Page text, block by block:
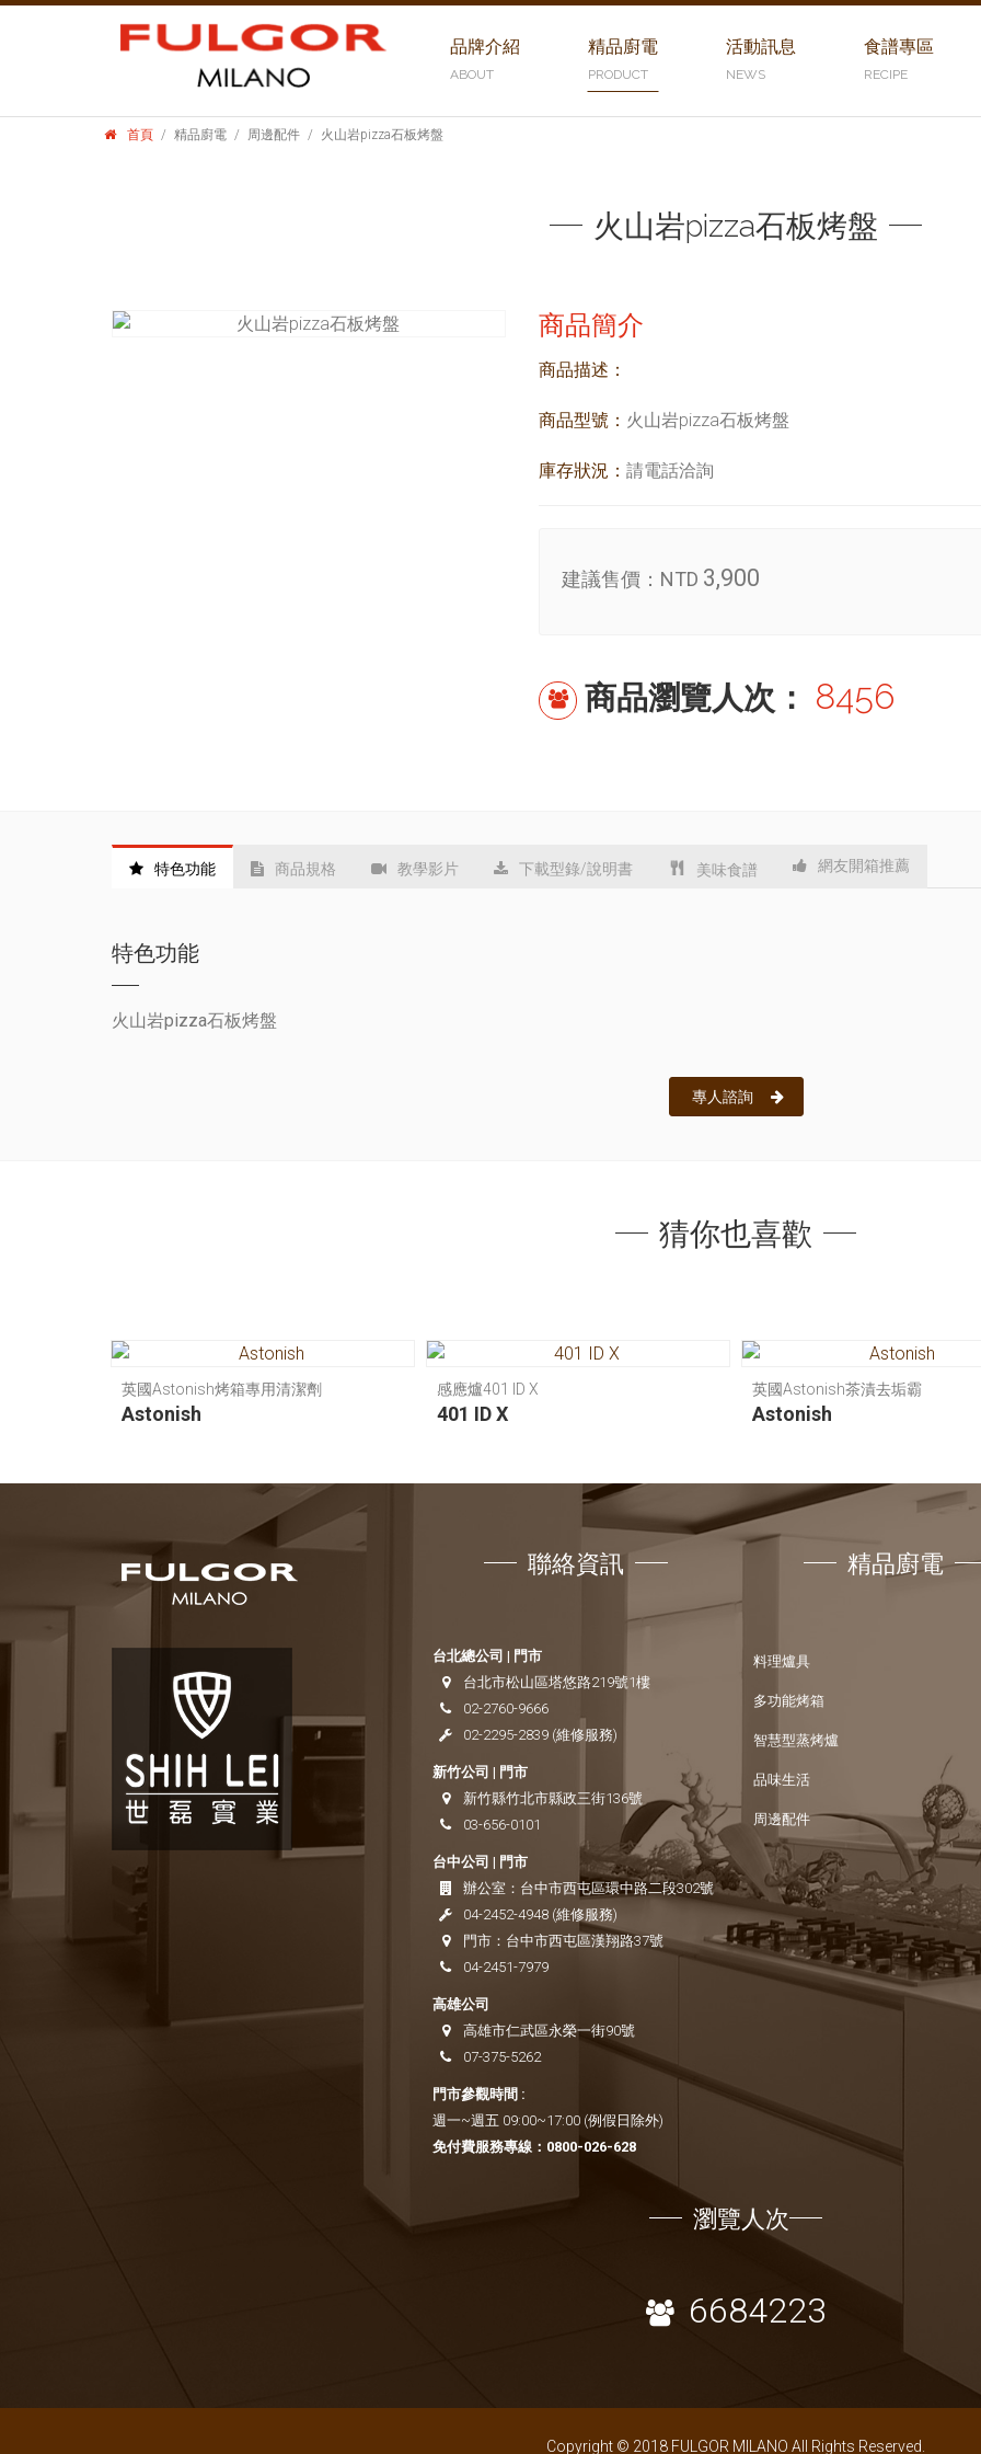
品牌介紹
ABOUT
精品廚電
PRODUCT
活動訊息
NEWS
食譜專區
RECIPE
首頁 精品廚電 周邊配件 火山岩pizza石板烤盤
火山岩pizza石板烤盤
商品簡介
商品描述：
商品型號： 火山岩pizza石板烤盤
庫存狀況： 請電話洽詢
建議售價： NTD 3,900
商品瀏覽人次： 8456
特色功能 商品規格 教學影片 下載型錄/說明書 美味食譜 網友開箱推薦
特色功能
火山岩pizza石板烤盤
專人諮詢
猜你也喜歡
英國Astonish烤箱專用清潔劑
Astonish
感應爐401 ID X
401 ID X
英國Astonish茶漬去垢霸
Astonish
聯絡資訊
台北總公司 | 門市
台北市松山區塔悠路219號1樓
02-2760-9666
02-2295-2839(維修服務)
新竹公司 | 門市
新竹縣竹北市縣政三街136號
03-656-0101
台中公司 | 門市
辦公室： 台中市西屯區環中路二段302號
04-2452-4948(維修服務)
門市： 台中市西屯區漢翔路37號
04-2451-7979
高雄公司
高雄市仁武區永榮一街90號
07-375-5262
門市參觀時間 :
週一~週五 09:00~17:00 (例假日除外)
免付費服務專線： 0800-026-628
精品廚電
料理爐具
多功能烤箱
智慧型蒸烤爐
品味生活
周邊配件
瀏覽人次
6684223
Copyright © 2018 FULGOR MILANO All Rights Reserved.